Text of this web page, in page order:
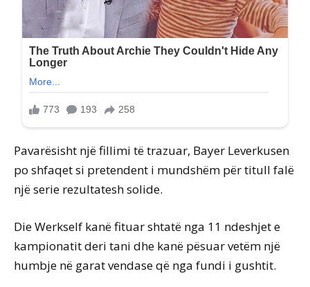
Pavarësisht një fillimi të trazuar, Bayer Leverkusen
po shfaqet si pretendent i mundshëm për titull falë
një serie rezultatesh solide.
Die Werkself kanë fituar shtatë nga 11 ndeshjet e
kampionatit deri tani dhe kanë pësuar vetëm një
humbje në garat vendase që nga fundi i gushtit.